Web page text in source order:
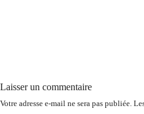
Laisser un commentaire
Votre adresse e-mail ne sera pas publiée.